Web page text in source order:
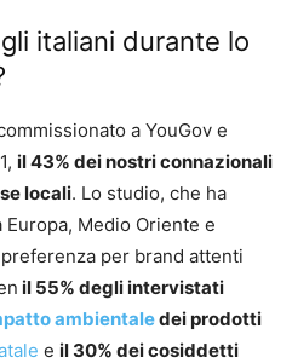
italiani durante lo
a YouGov e
il 43% dei nostri connazionali
locali. Lo studio, che ha
Medio Oriente e
per brand attenti
il 55% degli intervistati
ambientaledei prodotti
e il 30% dei cosiddetti